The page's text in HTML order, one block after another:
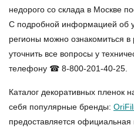
недорого со склада в Москве
С подробной информацией об
регионы можно ознакомиться в
уточнить все вопросы у
телефону ☎ 8-800-201-40-25.
Каталог декоративных пленок
себя популярные бренды:
предоставляется официальная